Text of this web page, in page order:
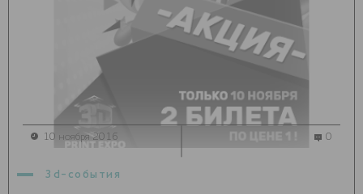
3d-события
10 ноября 2016 0